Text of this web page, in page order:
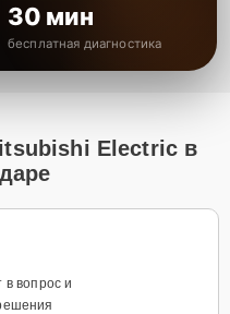
30 мин
бесплатная диагностика
Electric в
вопрос и